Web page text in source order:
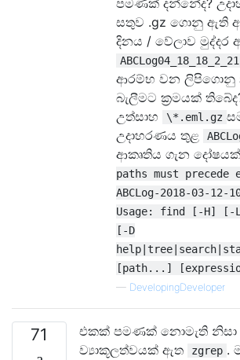
පමණක් දන්නේද?
සතුව .gz ගොනු ඇති
දිනය / වේලාව මුද්දර
ආරම්භ වන ලිපිගොනු
බැලීමට ක්‍රමයක්
උත්සාහ
\*.eml.gz
උදාහරණය තුළ
ආකෘතිය ගැන දෝෂයක්
paths must precede
ABCLog-2018-03-12-
Usage: find [-H]
[-D
[path...]
— DevelopingDeveloper
71
එකක් පමණක් නොමැති නිසා
ව්‍යාකූලත්වයක් ඇත
zgrep .